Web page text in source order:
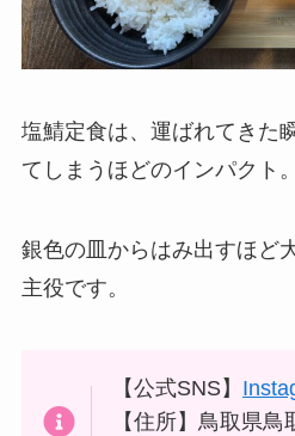
塩鯖定食は、運ばれてきた
てしまうほどのインパクト。
銀色の皿からはみ出すほど
主役です。
【公式SNS】
【住所】鳥取県鳥